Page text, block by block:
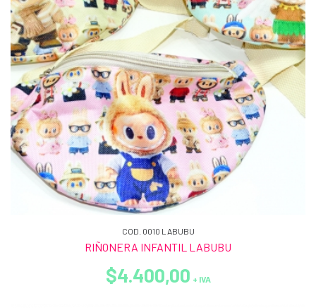
COD. 0010 LABUBU
RIÑONERA INFANTIL LABUBU
$4.400,00 + IVA